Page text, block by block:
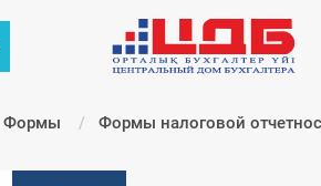
Формы Формы налоговой